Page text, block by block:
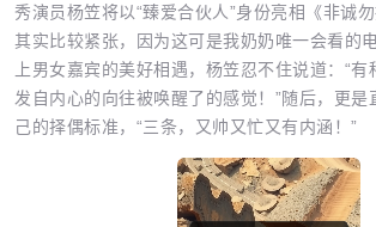
秀演员杨笠将以“臻爱合伙人”身份亮相《非诚
其实比较紧张，因为这可是我奶奶唯一会看的
上男女嘉宾的美好相遇，杨笠忍不住说道：“
发自内心的向往被唤醒了的感觉！”随后，更是
己的择偶标准，“三条，又帅又忙又有内涵！”